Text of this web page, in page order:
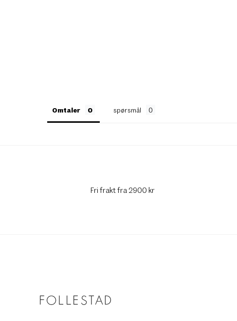
Omtaler spørsmål
Fri frakt fra 2900 kr